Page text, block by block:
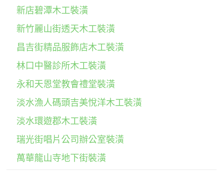
新店碧潭木工裝潢
新竹麗山街透天木工裝潢
昌吉街精品服飾店木工裝潢
林口中醫診所木工裝潢
永和天恩堂教會禮堂裝潢
淡水漁人碼頭吉美悅洋木工裝潢
淡水環遊郡木工裝潢
瑞光街唱片公司辦公室裝潢
萬華龍山寺地下街裝潢